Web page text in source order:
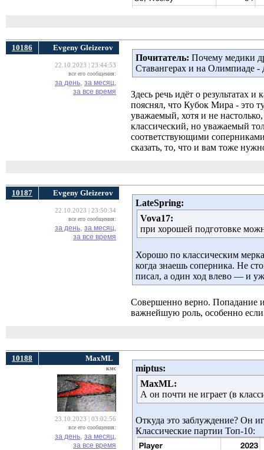
10186 Evgeny Gleizerov
22.10.2023 | 23:44:53
все его сообщения:
за день, за месяц,
за все время
Почитатель: Почему медики
Ставангерах и на Олимпиаде -
Здесь речь идёт о результатах
пояснял, что Кубок Мира - это
уважаемый, хотя и не
классический, но уважаемый
соответствующими
сказать, то, что и вам тоже
10187 Evgeny Gleizerov
22.10.2023 | 23:50:34
все его сообщения:
за день, за месяц,
за все время
LateSpring:
Vova17:
при хорошей подготовке
Хорошо по классическим
когда знаешь соперника. Не
писал, а один ход влево — и
Совершенно верно. Попадание
важнейшую роль, особенно
10188 MaxML
кмс
23.10.2023 | 03:02:56
все его сообщения:
за день, за месяц,
за все время
miрtus:
MaxML:
А он почти не играет (в
Откуда это заблуждение? Он
Классические партии Топ-10: